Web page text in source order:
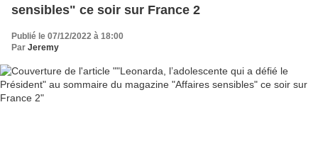
sensibles" ce soir sur France 2
Publié le 07/12/2022 à 18:00
Par Jeremy